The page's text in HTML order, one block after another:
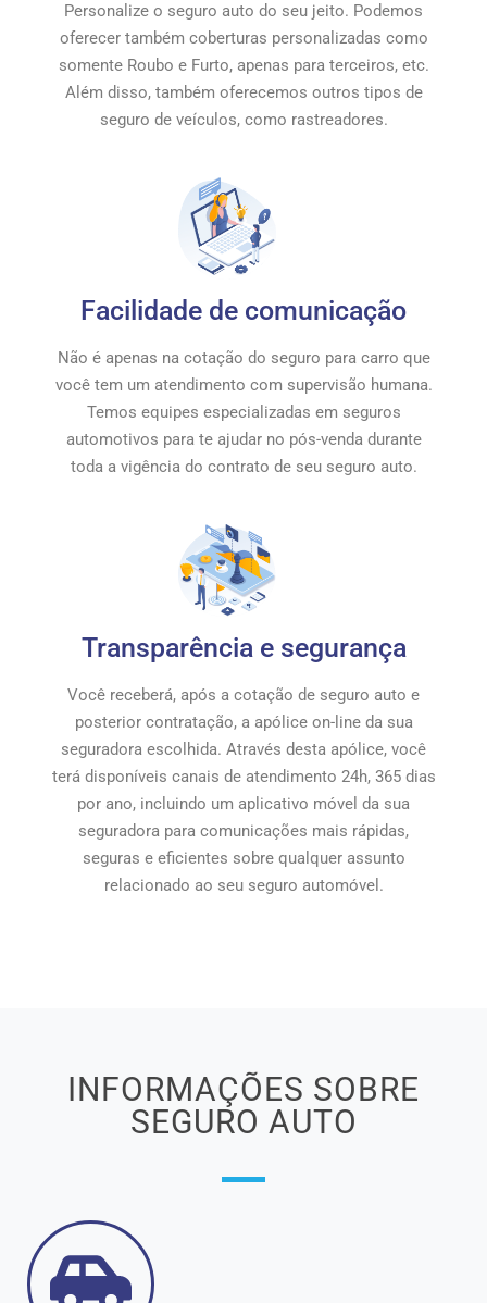
Personalize o seguro auto do seu jeito. Podemos
oferecer também coberturas personalizadas como
somente Roubo e Furto, apenas para terceiros, etc.
Além disso, também oferecemos outros tipos de
seguro de veículos, como rastreadores.
Facilidade de comunicação
Não é apenas na cotação do seguro para carro que
você tem um atendimento com supervisão humana.
Temos equipes especializadas em seguros
automotivos para te ajudar no pós-venda durante
toda a vigência do contrato de seu seguro auto.
Transparência e segurança
Você receberá, após a cotação de seguro auto e
posterior contratação, a apólice on-line da sua
seguradora escolhida. Através desta apólice, você
terá disponíveis canais de atendimento 24h, 365 dias
por ano, incluindo um aplicativo móvel da sua
seguradora para comunicações mais rápidas,
seguras e eficientes sobre qualquer assunto
relacionado ao seu seguro automóvel.
INFORMAÇÕES SOBRE
SEGURO AUTO